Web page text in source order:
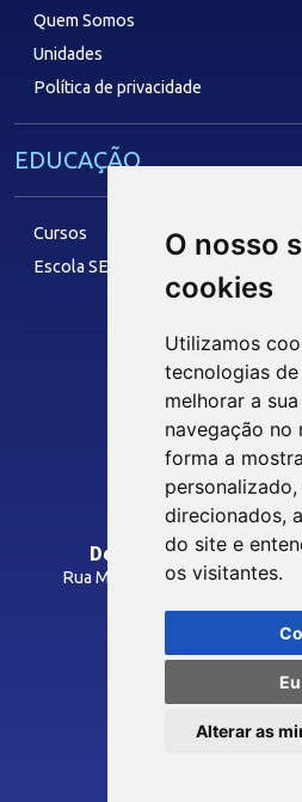
O nosso
cookies
Utilizamos
tecnologias
melhorar a
navegação no
forma a
direcionados,
do site e
os visitantes.
Alterar as
Quem Somos
Unidades
Política de privacidade
EDUCAÇÃO
Cursos
Escola SESI
Siga nossas
INTRANET
Departamento
Rua Manoel Gonçalves
Como
© 2026
Termos de